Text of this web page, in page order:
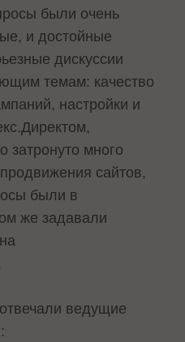
были очень
и достойные
дискуссии
темам: качество
настройки и
затронуто много
сайтов,
были в
же задавали
ведущие